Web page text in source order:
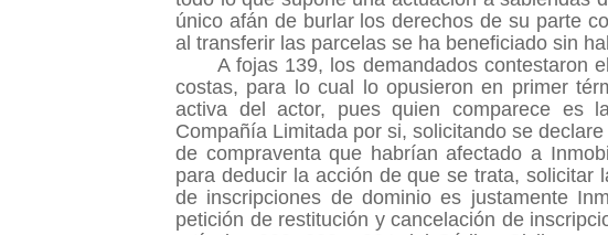
único afán de burlar los derechos de su parte
al transferir las parcelas se ha beneficiado sin
A fojas 139, los demandados contestaron
costas, para lo cual lo opusieron en primer
activa del actor, pues quien comparece es
Compañía Limitada por si, solicitando se
de compraventa que habrían afectado a
para deducir la acción de que se trata, solicitar
de inscripciones de dominio es justamente
petición de restitución y cancelación de